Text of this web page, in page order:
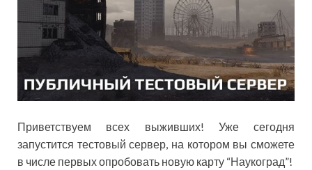
Приветствуем всех выживших! Уже сегодня
запустится тестовый сервер, на котором вы сможете
в числе первых опробовать новую карту “Наукоград”!